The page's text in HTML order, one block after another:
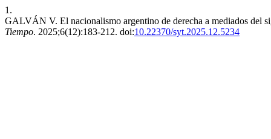
1.
GALVÁN V. El nacionalismo argentino de derecha a mediados del
Tiempo. 2025;6(12):183-212. doi:10.22370/syt.2025.12.5234